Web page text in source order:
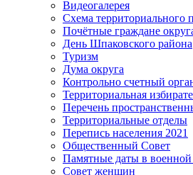
Видеогалерея
Схема территориального
Почётные граждане
День Шпаковского района
Туризм
Дума округа
Контрольно счетный
Территориальная
Перечень
Территориальные отделы
Перепись населения 2021
Общественный Совет
Памятные даты в
Совет женщин